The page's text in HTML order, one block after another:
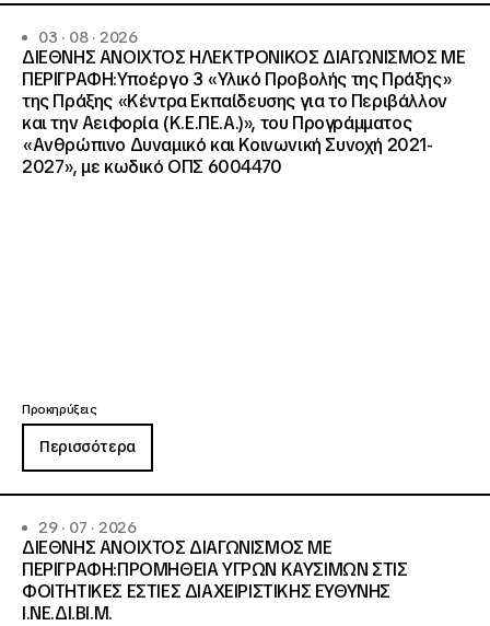
03 · 08 · 2026
ΔΙΕΘΝΗΣ ΑΝΟΙΧΤΟΣ ΗΛΕΚΤΡΟΝΙΚΟΣ ΔΙΑΓΩΝΙΣΜΟΣ ΜΕ
ΠΕΡΙΓΡΑΦΗ:Υποέργο 3 «Υλικό Προβολής της Πράξης»
της Πράξης «Κέντρα Εκπαίδευσης για το Περιβάλλον
και την Αειφορία (Κ.Ε.ΠΕ.Α.)», του Προγράμματος
«Ανθρώπινο Δυναμικό και Κοινωνική Συνοχή 2021-
2027», με κωδικό ΟΠΣ 6004470
Προκηρύξεις
Περισσότερα
29 · 07 · 2026
ΔΙΕΘΝΗΣ ΑΝΟΙΧΤΟΣ ΔΙΑΓΩΝΙΣΜΟΣ ΜΕ
ΠΕΡΙΓΡΑΦΗ:ΠΡΟΜΗΘΕΙΑ ΥΓΡΩΝ ΚΑΥΣΙΜΩΝ ΣΤΙΣ
ΦΟΙΤΗΤΙΚΕΣ ΕΣΤΙΕΣ ΔΙΑΧΕΙΡΙΣΤΙΚΗΣ ΕΥΘΥΝΗΣ
Ι.ΝΕ.ΔΙ.ΒΙ.Μ.